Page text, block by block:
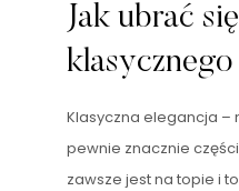
Jak ubrać
klasycznego
Klasyczna elegancja –
pewnie znacznie
zawsze jest na topie i